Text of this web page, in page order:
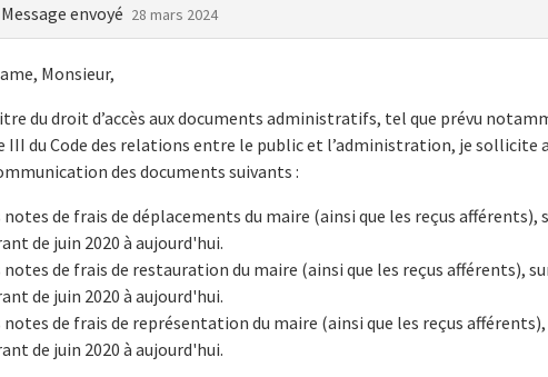
Message envoyé 28 mars 2024
Monsieur,
du droit d’accès aux documents administratifs, tel que prévu
III du Code des relations entre le public et l’administration, je sollicite
des documents suivants :
notes de frais de déplacements du maire (ainsi que les reçus afférents),
de juin 2020 à aujourd'hui.
notes de frais de restauration du maire (ainsi que les reçus afférents),
de juin 2020 à aujourd'hui.
notes de frais de représentation du maire (ainsi que les reçus
de juin 2020 à aujourd'hui.